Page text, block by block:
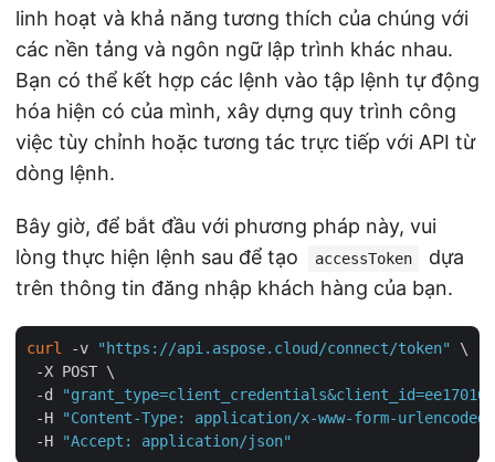
linh hoạt và khả năng tương thích của chúng với
các nền tảng và ngôn ngữ lập trình khác nhau.
Bạn có thể kết hợp các lệnh vào tập lệnh tự động
hóa hiện có của mình, xây dựng quy trình công
việc tùy chỉnh hoặc tương tác trực tiếp với API từ
dòng lệnh.
Bây giờ, để bắt đầu với phương pháp này, vui
lòng thực hiện lệnh sau để tạo
accessToken
dựa
trên thông tin đăng nhập khách hàng của bạn.
curl -v "https://api.aspose.cloud/connect/token"
\
-X POST \
-d
-H
"Content-Type: application/x-www-form-urlencoded"
-H
"Accept: application/json"